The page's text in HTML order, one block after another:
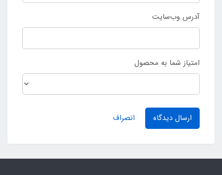
آدرس وب‌سایت
امتیاز شما به محصول
ارسال دیدگاه انصراف